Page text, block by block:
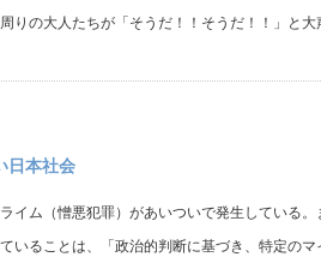
りの大人たちが「そうだ！！そうだ！！」と大
日本社会
イム（憎悪犯罪）があいついで発生している。
いることは、「政治的判断に基づき、特定の